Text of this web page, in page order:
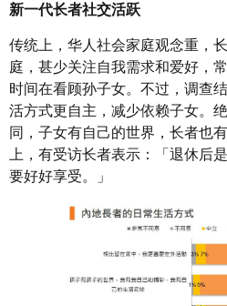
新一代长者社交活跃
传统上，华人社会家庭观念重，
庭，甚少关注自我需求和爱好，
时间在看顾孙子女。不过，调查
活方式更自主，减少依赖子女。
同，子女有自己的世界，长者也
上，有受访长者表示：「退休后
要好好享受。」